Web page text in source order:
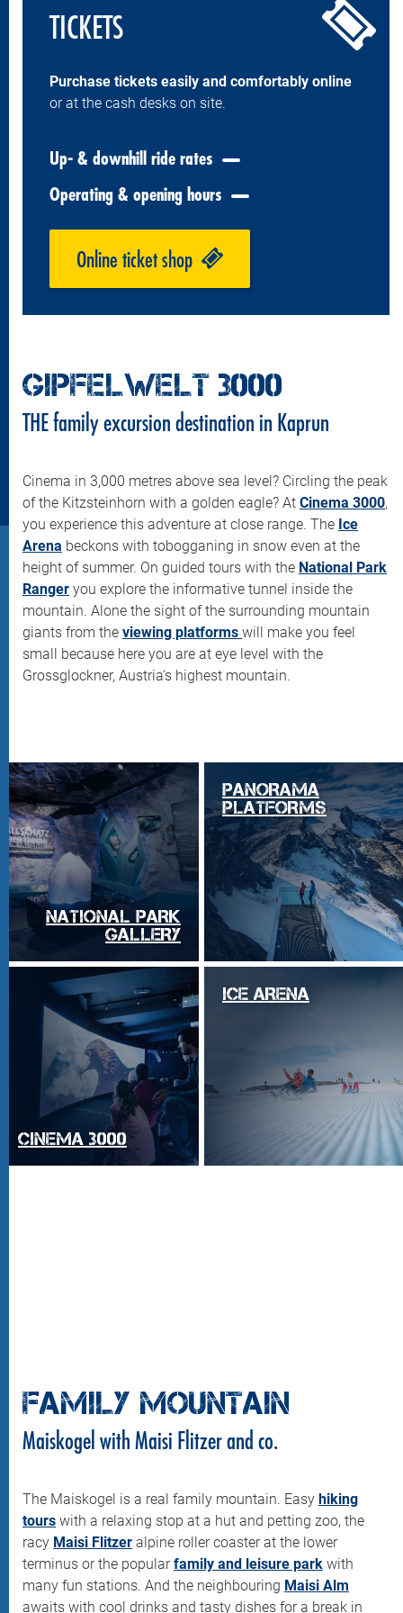
TICKETS
Purchase tickets easily and comfortably online
or at the cash desks on site.
Up- & downhill ride rates
Operating & opening hours
Online ticket shop
GIPFELWELT 3000
THE family excursion destination in Kaprun
Cinema in 3,000 metres above sea level? Circling the peak
of the Kitzsteinhorn with a golden eagle? At Cinema 3000,
you experience this adventure at close range. The Ice
Arena beckons with tobogganing in snow even at the
height of summer. On guided tours with the National Park
Ranger you explore the informative tunnel inside the
mountain. Alone the sight of the surrounding mountain
giants from the viewing platforms will make you feel
small because here you are at eye level with the
Grossglockner, Austria's highest mountain.
NATIONAL PARK
GALLERY
PANORAMA
PLATFORMS
CINEMA 3000
ICE ARENA
FAMILY MOUNTAIN
Maiskogel with Maisi Flitzer and co.
The Maiskogel is a real family mountain. Easy hiking
tours with a relaxing stop at a hut and petting zoo, the
racy Maisi Flitzer alpine roller coaster at the lower
terminus or the popularfamily and leisure park with
many fun stations. And the neighbouring Maisi Alm
awaits with cool drinks and tasty dishes for a break in